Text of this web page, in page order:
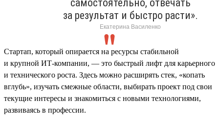
самостоятельно, отвечать
за результат и быстро расти».
Екатерина Василенко
Стартап, который опирается на ресурсы стабильной
и крупной ИТ-компании, — это быстрый лифт для карьерного
и технического роста. Здесь можно расширять стек, «копать
вглубь», изучать смежные области, выбирать проект под свои
текущие интересы и знакомиться с новыми технологиями,
развиваясь в профессии.